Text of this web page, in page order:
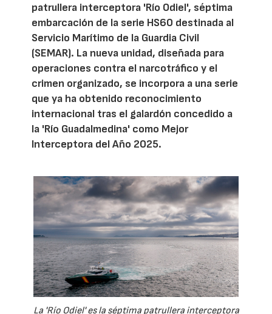
patrullera interceptora 'Río Odiel', séptima
embarcación de la serie HS60 destinada al
Servicio Marítimo de la Guardia Civil
(SEMAR). La nueva unidad, diseñada para
operaciones contra el narcotráfico y el
crimen organizado, se incorpora a una serie
que ya ha obtenido reconocimiento
internacional tras el galardón concedido a
la 'Río Guadalmedina' como Mejor
Interceptora del Año 2025.
La 'Río Odiel' es la séptima patrullera interceptora